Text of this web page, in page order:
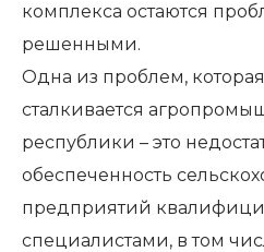
комплекса остаются
решенными.
Одна из проблем,
сталкивается
республики – это
обеспеченность
предприятий
специалистами, в том